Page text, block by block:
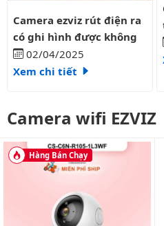
Camera ezviz rút điện ra có ghi
Camera ezviz rút điện ra
có ghi hình được không
02/04/2025
Xem chi tiết
Camera wifi EZVIZ
Hàng Bán Chạy